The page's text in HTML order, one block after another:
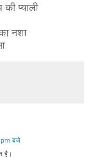
प्याली
नशा
pm बजे
है।